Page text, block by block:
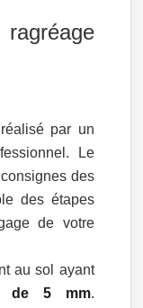
par un
Le
des
des étapes
de votre
au sol ayant
de 5 mm.